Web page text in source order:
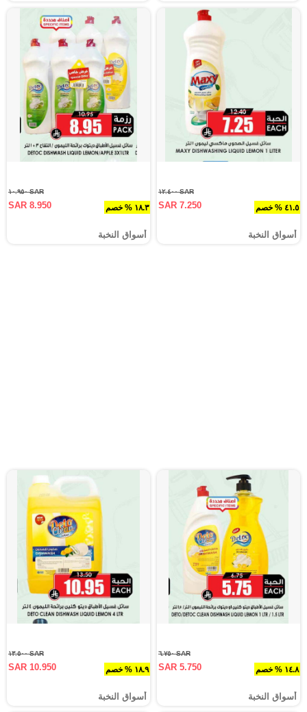
٤١.٥ % خصم
SAR ١٢.٤٠٠
SAR 7.250
أسواق النخبة
١٨.٣ % خصم
SAR ١٠.٩٥٠
SAR 8.950
أسواق النخبة
١٤.٨ % خصم
SAR ٦.٧٥٠
SAR 5.750
أسواق النخبة
١٨.٩ % خصم
SAR ١٣.٥٠٠
SAR 10.950
أسواق النخبة